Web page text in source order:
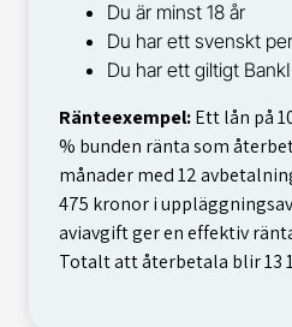
Du är minst 18 år
Du har ett svenskt
Du har ett giltigt
Ränteexempel:Ett lån på
% bunden ränta som
månader med 12
475 kronor i
aviavgift ger en effektiv
Totalt att återbetala blir 13